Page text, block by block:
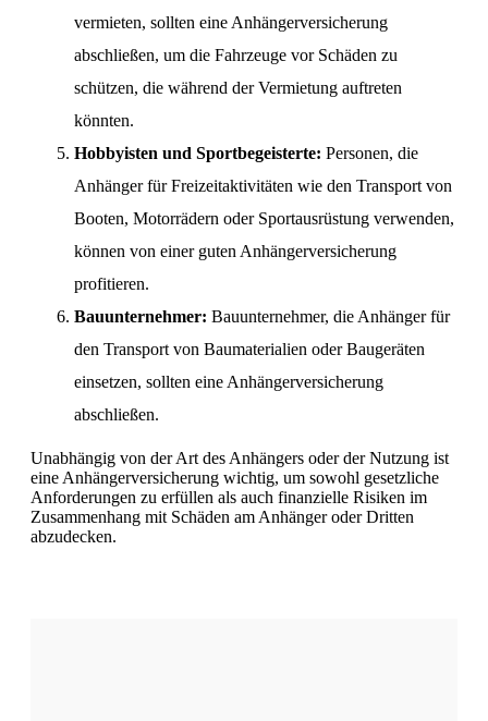
vermieten, sollten eine Anhängerversicherung
abschließen, um die Fahrzeuge vor Schäden zu
schützen, die während der Vermietung auftreten
könnten.
Hobbyisten und Sportbegeisterte: Personen, die
Anhänger für Freizeitaktivitäten wie den Transport von
Booten, Motorrädern oder Sportausrüstung verwenden,
können von einer guten Anhängerversicherung
profitieren.
Bauunternehmer: Bauunternehmer, die Anhänger für
den Transport von Baumaterialien oder Baugeräten
einsetzen, sollten eine Anhängerversicherung
abschließen.
Unabhängig von der Art des Anhängers oder der Nutzung ist
eine Anhängerversicherung wichtig, um sowohl gesetzliche
Anforderungen zu erfüllen als auch finanzielle Risiken im
Zusammenhang mit Schäden am Anhänger oder Dritten
abzudecken.